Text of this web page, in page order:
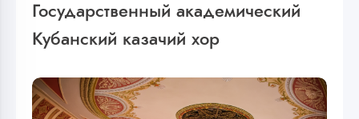
Государственный академический
Кубанский казачий хор